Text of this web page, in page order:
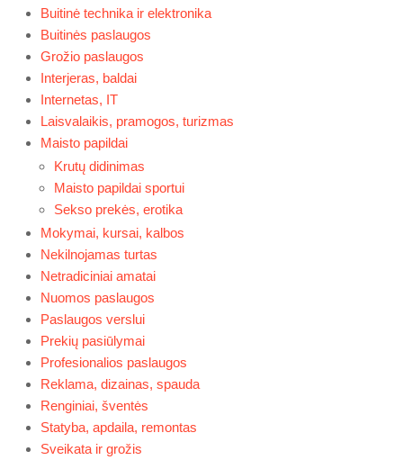
Buitinė technika ir elektronika
Buitinės paslaugos
Grožio paslaugos
Interjeras, baldai
Internetas, IT
Laisvalaikis, pramogos, turizmas
Maisto papildai
Krutų didinimas
Maisto papildai sportui
Sekso prekės, erotika
Mokymai, kursai, kalbos
Nekilnojamas turtas
Netradiciniai amatai
Nuomos paslaugos
Paslaugos verslui
Prekių pasiūlymai
Profesionalios paslaugos
Reklama, dizainas, spauda
Renginiai, šventės
Statyba, apdaila, remontas
Sveikata ir grožis